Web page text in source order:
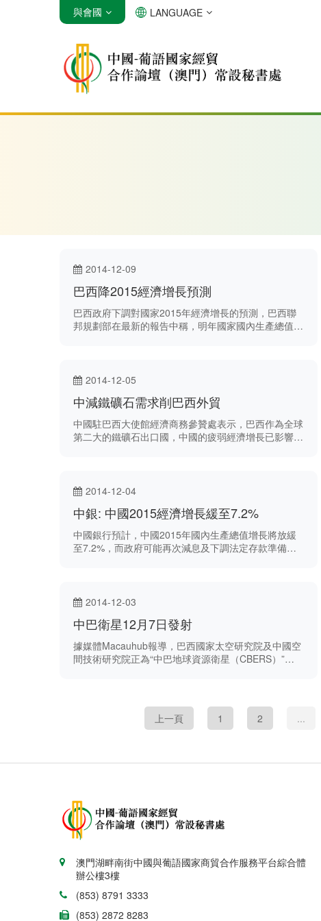
安哥拉 巴西 佛得角
與會國 LANGUAGE
2014-12-09
巴西降2015經濟增長預測
巴西政府下調對國家2015年經濟增長的預測，巴西聯
邦規劃部在最新的報告中稱，明年國家國內生產總值增
2014-12-05
中減鐵礦石需求削巴西外貿
中國駐巴西大使館經濟商務參贊處表示，巴西作為全球
第二大的鐵礦石出口國，中國的疲弱經濟增長已影響其
2014-12-04
中銀: 中國2015經濟增長緩至7.2%
中國銀行預計，中國2015年國內生產總值增長將放緩
至7.2%，而政府可能再次減息及下調法定存款準備金
2014-12-03
中巴衛星12月7日發射
據媒體Macauhub報導，巴西國家太空研究院及中國空
間技術研究院正為“中巴地球資源衛星（CBERS）”第
上一頁 1 2 ...
澳門湖畔南街中國與葡語國家商貿合作服務平台綜合體
辦公樓3樓
(853) 8791 3333
(853) 2872 8283